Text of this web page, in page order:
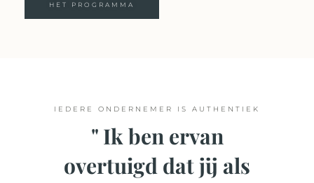
HET PROGRAMMA
IEDERE ONDERNEMER IS AUTHENTIEK
" Ik ben ervan
overtuigd dat jij als